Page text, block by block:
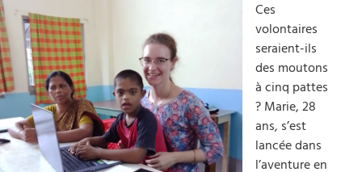
Ces
volontaires
seraient-ils
des moutons
à cinq pattes
? Marie, 28
ans, s’est
lancée dans
l’aventure en